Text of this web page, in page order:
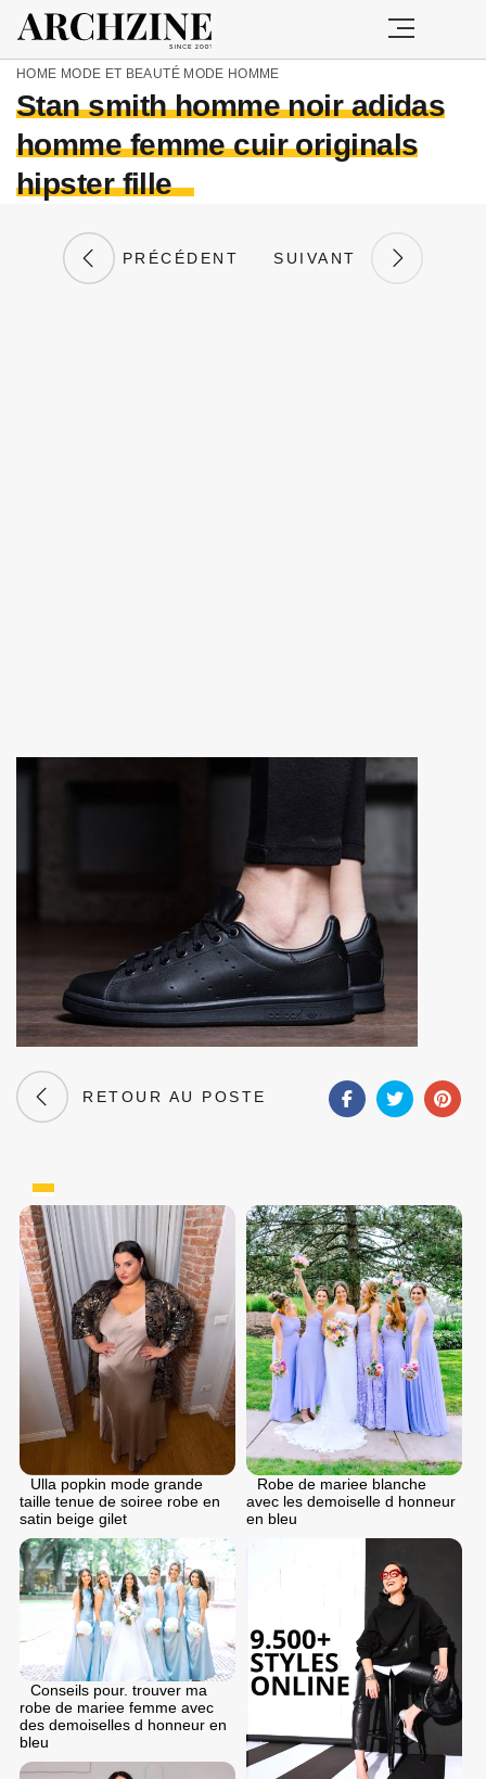
HOME MODE ET BEAUTÉ MODE HOMME
Stan smith homme noir adidas
homme femme cuir originals
hipster fille
PRÉCÉDENT SUIVANT
RETOUR AU POSTE
Ulla popkin mode grande
taille tenue de soiree robe en
satin beige gilet
Robe de mariee blanche
avec les demoiselle d honneur
en bleu
Conseils pour. trouver ma
robe de mariee femme avec
des demoiselles d honneur en
bleu